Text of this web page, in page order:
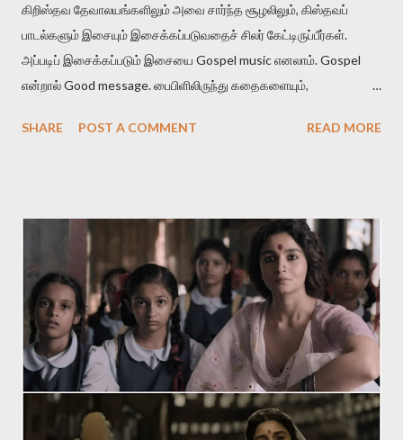
கிறிஸ்தவ தேவாலயங்களிலும் அவை சார்ந்த சூழலிலும், கிஸ்தவப்
பாடல்களும் இசையும் இசைக்கப்படுவதைச் சிலர் கேட்டிருப்பீர்கள்.
அப்படிப் இசைக்கப்படும் இசையை Gospel music எனலாம். Gospel
என்றால் Good message. பைபிளிலிருந்து கதைகளையும்,
சொல்லப்படுகிற விடயங்களையும் எளிமையான இசையோடு இசைத்துப்
பாடுகிறவர்களுக்கு தேவாலயத்தில் ஒரு நிம்மதி கிடைக்கிறது. இந்த
இசை துன்பத்தை வாங்கி நம்பிக்கையைத் தருகிறது. பலரும்
கடவுள்தான் நம்பிக்கை தந்ததாக நினைத்துக்கொள்வார்கள்.
பிரச்சாரகர் அழைப்பு விடுக்க மற்றவர்கள் பதிலுரைத்து
ஆமோதிப்பார்கள். ஒரு chorus இல் பலரும் பதிலுரைப்பார்கள். இதுதான்
இசையின் வார்த்தைகளின் பலம். குறிப்பிட்ட மதங்களிடையே இசை
தோன்றினாலும், அவற்றைச் சார்ந்திருந்தாலும், அது அந்தந்த
மனிதர்களின் சமூகத்தின் அகவுணர்ச்சி மற்றும் அழகுணர்ச்சியின்
SHARE POST A COMMENT READ MORE